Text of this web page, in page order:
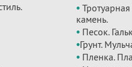
•
камень.
• Песок.
•Грунт.
• Пленка.